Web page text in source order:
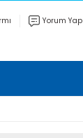
Yorum Yap